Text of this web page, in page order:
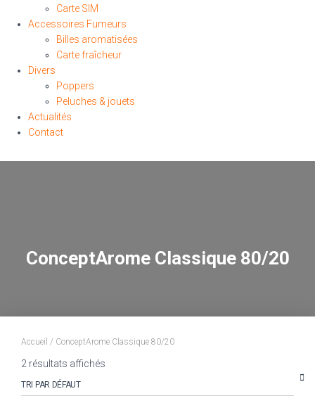
Carte SIM
Accessoires Fumeurs
Billes aromatisées
Carte fraîcheur
Divers
Poppers
Peluches & jouets
Actualités
Contact
ConceptArome Classique 80/20
Accueil / ConceptArome Classique 80/20
2 résultats affichés